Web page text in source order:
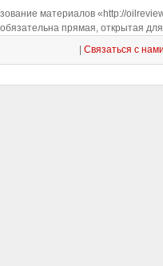
материалов «http://
прямая, открытая
Связаться с